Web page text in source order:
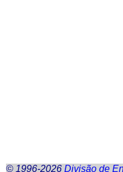
© 1996-2026 Divisão de